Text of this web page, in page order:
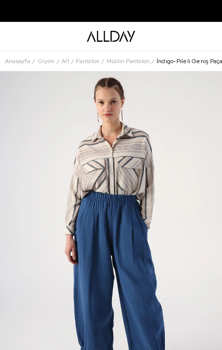
Anasayfa Giyim Alt Pantolon Müslin Pantolon İndigo-Pileli Geniş